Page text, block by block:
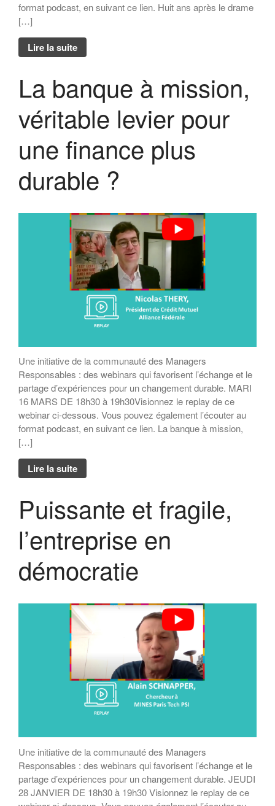
format podcast, en suivant ce lien. Huit ans après le drame
[…]
Lire la suite
La banque à mission,
véritable levier pour
une finance plus
durable ?
Une initiative de la communauté des Managers
Responsables : des webinars qui favorisent l’échange et le
partage d’expériences pour un changement durable. MARI
16 MARS DE 18h30 à 19h30Visionnez le replay de ce
webinar ci-dessous. Vous pouvez également l’écouter au
format podcast, en suivant ce lien. La banque à mission,
[…]
Lire la suite
Puissante et fragile,
l’entreprise en
démocratie
Une initiative de la communauté des Managers
Responsables : des webinars qui favorisent l’échange et le
partage d’expériences pour un changement durable. JEUDI
28 JANVIER DE 18h30 à 19h30 Visionnez le replay de ce